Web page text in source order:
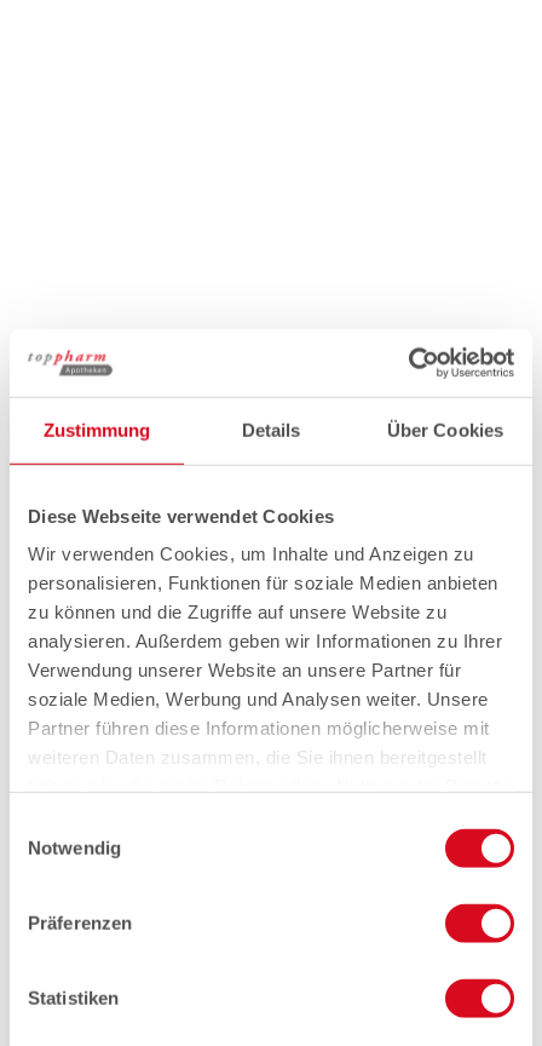
Zustimmung Details Über Cookies
Diese Webseite verwendet Cookies
Wir verwenden Cookies, um Inhalte und Anzeigen zu
personalisieren, Funktionen für soziale Medien anbieten
zu können und die Zugriffe auf unsere Website zu
analysieren. Außerdem geben wir Informationen zu Ihrer
Verwendung unserer Website an unsere Partner für
soziale Medien, Werbung und Analysen weiter. Unsere
Partner führen diese Informationen möglicherweise mit
weiteren Daten zusammen, die Sie ihnen bereitgestellt
Notwendig
Präferenzen
Statistiken